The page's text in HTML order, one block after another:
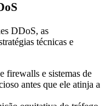
DDoS, as
técnicas e
firewalls e sistemas de
antes que ele atinja a